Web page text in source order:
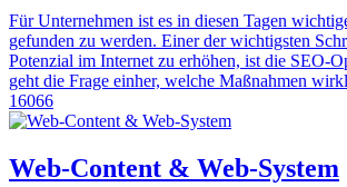
Für Unternehmen ist es in diesen Tagen
gefunden zu werden. Einer der wichtigsten
Potenzial im Internet zu erhöhen, ist die SEO-
geht die Frage einher, welche Maßnahmen
16066
Web-Content & Web-System